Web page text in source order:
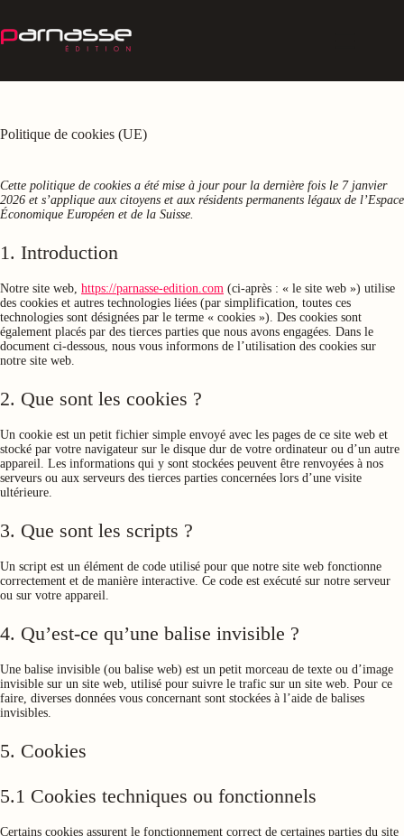
contenu
Politique de cookies (UE)
Cette politique de cookies a été mise à jour pour la dernière fois le 7 janvier
2026 et s’applique aux citoyens et aux résidents permanents légaux de l’Espace
Économique Européen et de la Suisse.
1. Introduction
Notre site web, https://parnasse-edition.com (ci-après : « le site web ») utilise
des cookies et autres technologies liées (par simplification, toutes ces
technologies sont désignées par le terme « cookies »). Des cookies sont
également placés par des tierces parties que nous avons engagées. Dans le
document ci-dessous, nous vous informons de l’utilisation des cookies sur
notre site web.
2. Que sont les cookies ?
Un cookie est un petit fichier simple envoyé avec les pages de ce site web et
stocké par votre navigateur sur le disque dur de votre ordinateur ou d’un autre
appareil. Les informations qui y sont stockées peuvent être renvoyées à nos
serveurs ou aux serveurs des tierces parties concernées lors d’une visite
ultérieure.
3. Que sont les scripts ?
Un script est un élément de code utilisé pour que notre site web fonctionne
correctement et de manière interactive. Ce code est exécuté sur notre serveur
ou sur votre appareil.
4. Qu’est-ce qu’une balise invisible ?
Une balise invisible (ou balise web) est un petit morceau de texte ou d’image
invisible sur un site web, utilisé pour suivre le trafic sur un site web. Pour ce
faire, diverses données vous concernant sont stockées à l’aide de balises
invisibles.
5. Cookies
5.1 Cookies techniques ou fonctionnels
Certains cookies assurent le fonctionnement correct de certaines parties du site